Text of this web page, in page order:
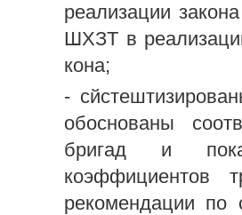
реализации
ШХЗТ в
кона;
-
обоснованы
бригад и
коэффициентов
рекомендации по